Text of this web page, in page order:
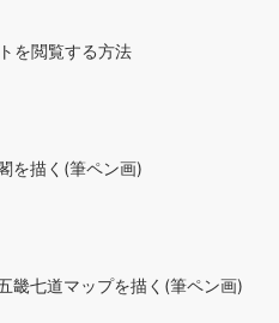
を閲覧する方法
を描く(筆ペン画)
畿七道マップを描く(筆ペン画)